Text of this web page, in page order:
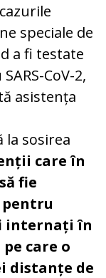
speciale de
a fi testate
CoV-2,
asistența
la sosirea
care în
fie
pentru
internați în
care o
distanțe de